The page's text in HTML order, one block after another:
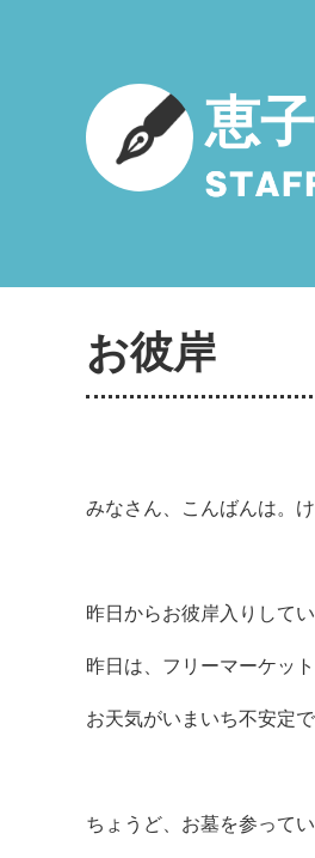
恵
お彼岸
みなさん、こんばんは。け
昨日からお彼岸入りしてい
昨日は、フリーマーケッ
お天気がいまいち不安定
ちょうど、お墓を参って